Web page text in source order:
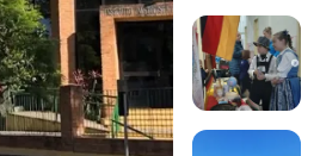
Imagem 2
Imagem 3